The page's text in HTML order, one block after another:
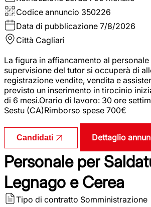
Codice annuncio 350226
Data di pubblicazione 7/8/2026
Città Cagliari
La figura in affiancamento al
supervisione del tutor si occuperà di
registrazione vendite, vendita e
previsto un inserimento in tirocinio
di 6 mesi.Orario di lavoro: 30 ore
Sestu (CA)Rimborso spese 700€
Candidati Dettaglio
Personale per
Legnago e Cerea
Tipo di contratto Somministrazione